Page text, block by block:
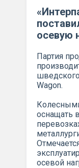
осевую
Партия
Wagon.
оснащать
осевой